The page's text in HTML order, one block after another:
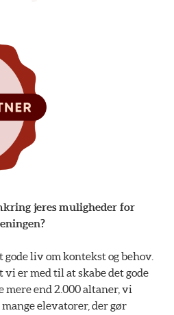
jeres muligheder for
liv om kontekst og behov.
er med til at skabe det gode
mere end 2.000 altaner, vi
elevatorer, der gør